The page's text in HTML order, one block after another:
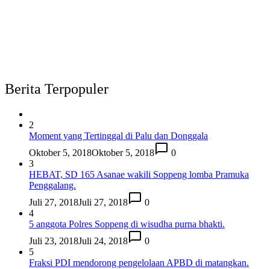
Berita Terpopuler
2
Moment yang Tertinggal di Palu dan Donggala
Oktober 5, 2018Oktober 5, 2018
0
3
HEBAT, SD 165 Asanae wakili Soppeng lomba Pramuka
Penggalang.
Juli 27, 2018Juli 27, 2018
0
4
5 anggota Polres Soppeng di wisudha purna bhakti.
Juli 23, 2018Juli 24, 2018
0
5
Fraksi PDI mendorong pengelolaan APBD di matangkan.